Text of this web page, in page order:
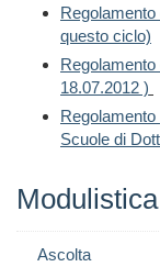
questo ciclo)
18.07.2012 )
Scuole di
Ascolta